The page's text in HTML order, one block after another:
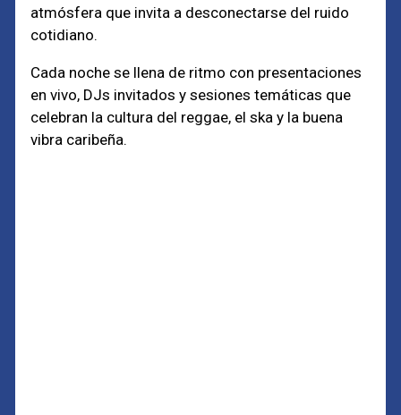
atmósfera que invita a desconectarse del ruido
cotidiano.
Cada noche se llena de ritmo con presentaciones
en vivo, DJs invitados y sesiones temáticas que
celebran la cultura del reggae, el ska y la buena
vibra caribeña.